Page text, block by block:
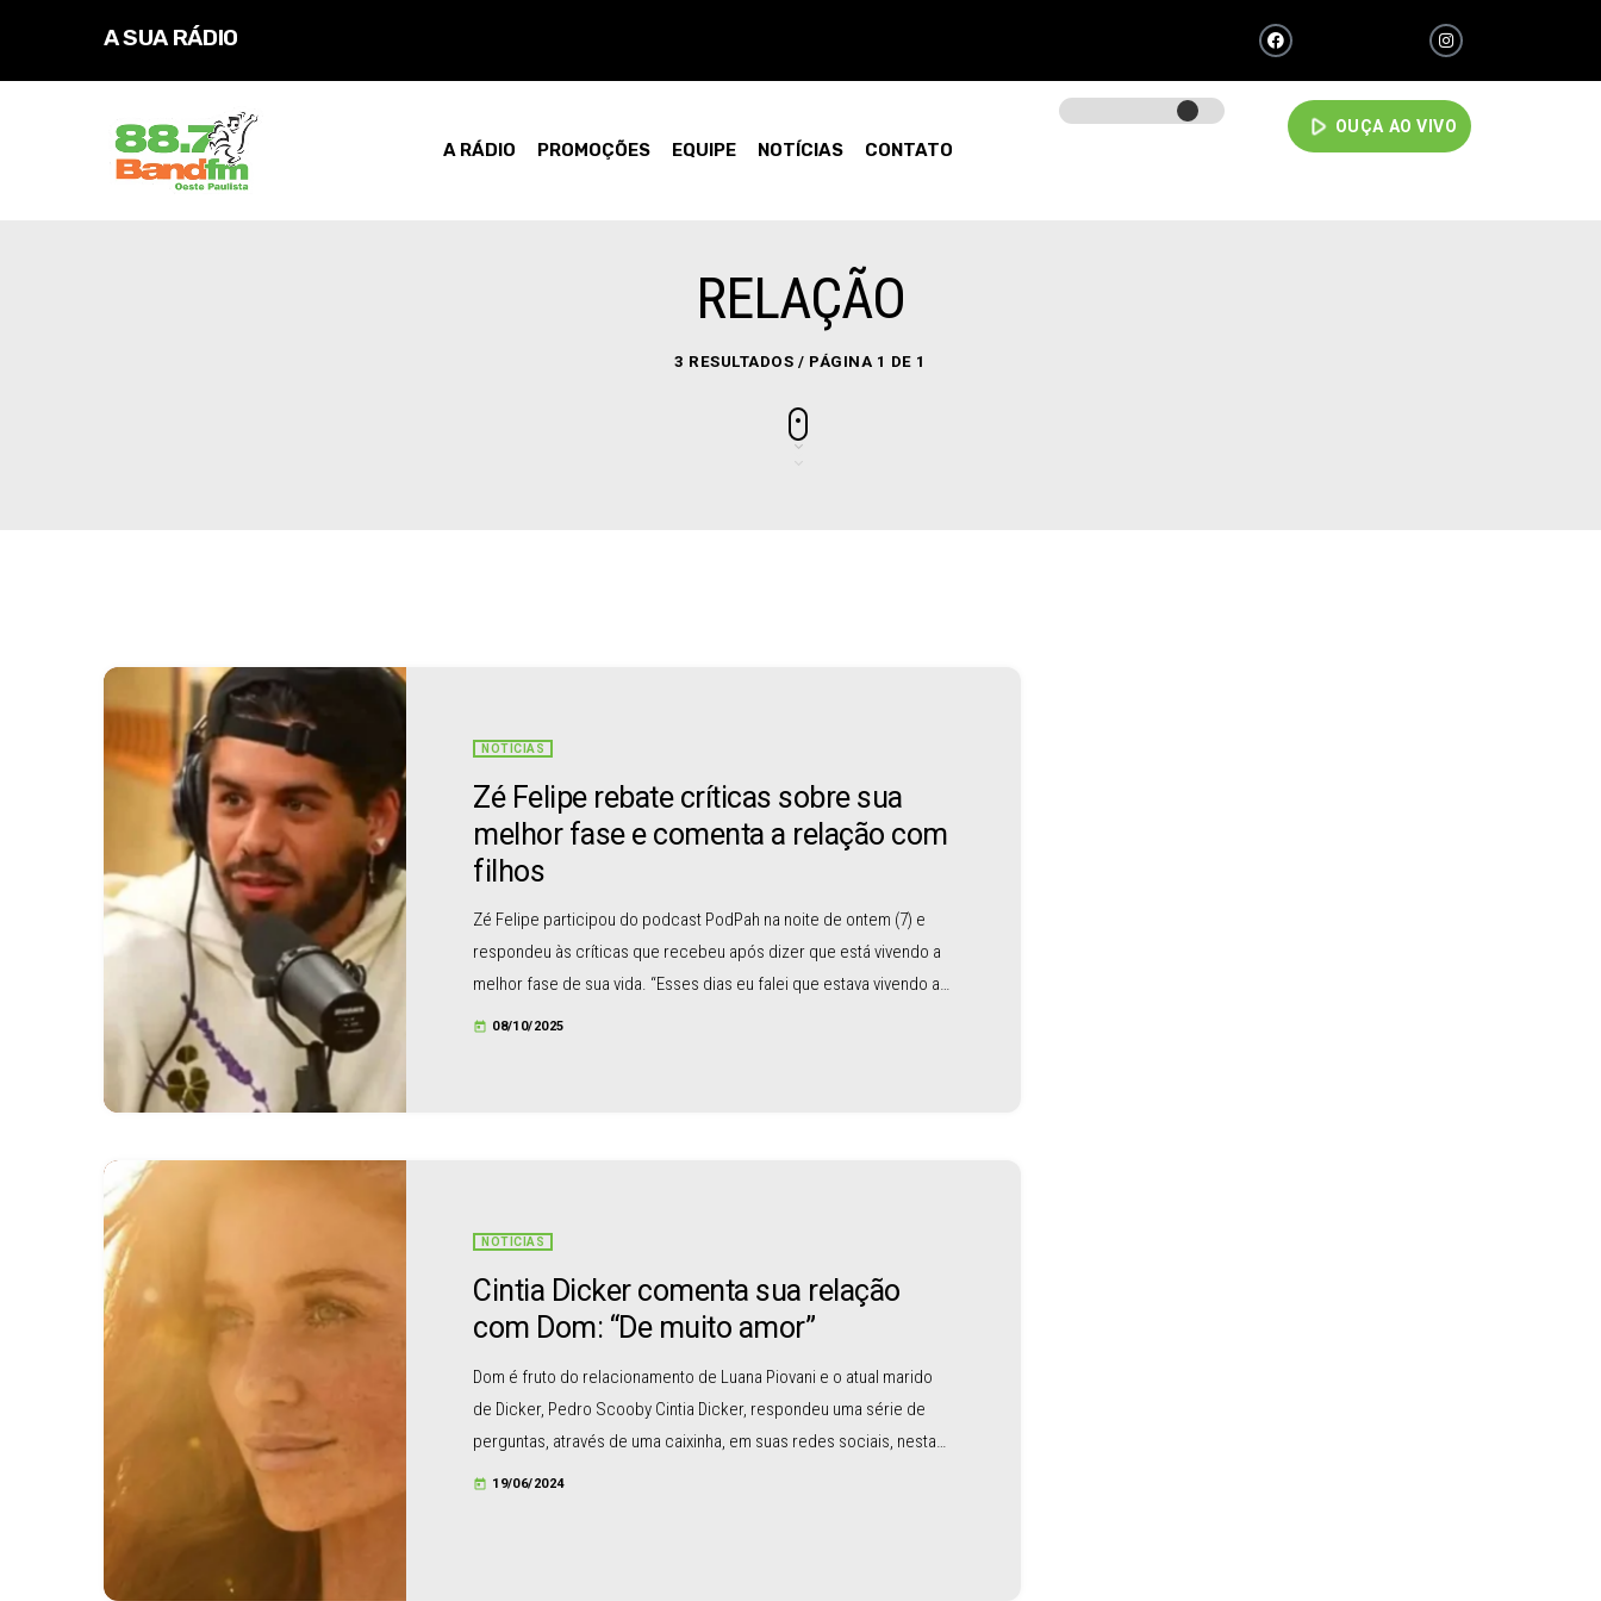
A SUA RÁDIO
A RÁDIO PROMOÇÕES EQUIPE NOTÍCIAS CONTATO
play_arrow OUÇA AO VIVO
RELAÇÃO
3 RESULTADOS / PÁGINA 1 DE 1
NOTÍCIAS
Zé Felipe rebate críticas sobre sua
melhor fase e comenta a relação com
filhos
Zé Felipe participou do podcast PodPah na noite de ontem (7) e
respondeu às críticas que recebeu após dizer que está vivendo a
melhor fase de sua vida. “Esses dias eu falei que estava vivendo a
melhor fase da minha vida, e deu o que falar. Mas eu tô mesmo!”,
today 08/10/2025
NOTÍCIAS
Cintia Dicker comenta sua relação
com Dom: “De muito amor”
Dom é fruto do relacionamento de Luana Piovani e o atual marido
de Dicker, Pedro Scooby Cintia Dicker, respondeu uma série de
perguntas, através de uma caixinha, em suas redes sociais, nesta
última segunda-feira (17). Uma das indagações foi sobre a relação
today 19/06/2024